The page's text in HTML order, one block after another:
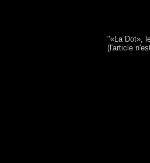
"«La Dot»,
(l'article